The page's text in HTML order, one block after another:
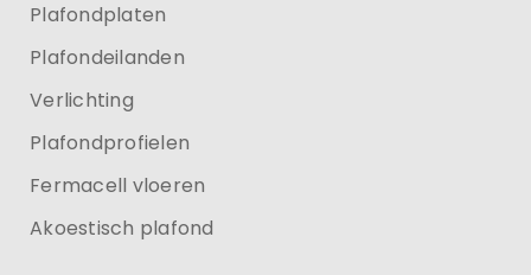
Plafondplaten
Plafondeilanden
Verlichting
Plafondprofielen
Fermacell vloeren
Akoestisch plafond